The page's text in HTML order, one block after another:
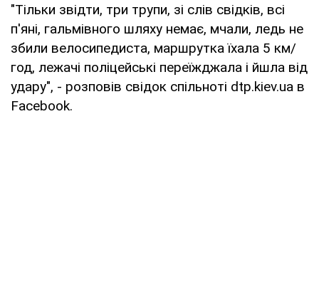
"Тільки звідти, три трупи, зі слів свідків, всі
п'яні, гальмівного шляху немає, мчали, ледь не
збили велосипедиста, маршрутка їхала 5 км/
год, лежачі поліцейські переїжджала і йшла від
удару", - розповів свідок спільноті dtp.kiev.ua в
Facebook.